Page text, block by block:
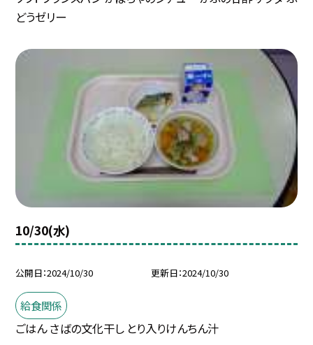
どうゼリー
10/30(水)
公開日 2024/10/30 更新日 2024/10/30
給食関係
ごはん さばの文化干し とり入りけんちん汁